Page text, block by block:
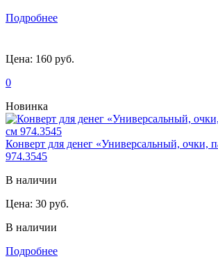
Подробнее
Цена: 160 руб.
0
Новинка
Конверт для денег «Универсальный, очки,
974.3545
В наличии
Цена: 30 руб.
В наличии
Подробнее